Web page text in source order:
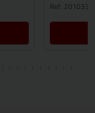
Ref: 2010335